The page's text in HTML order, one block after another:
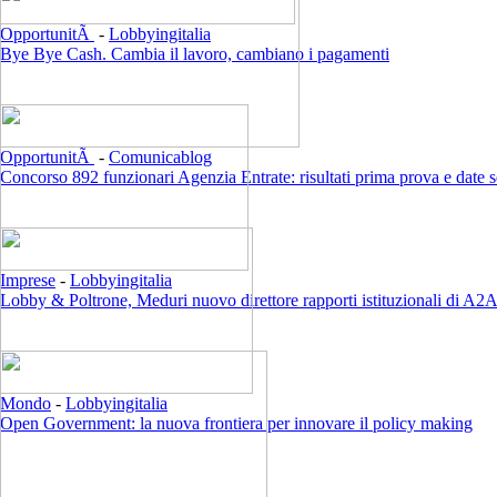
OpportunitÃ - Lobbyingitalia
Bye Bye Cash. Cambia il lavoro, cambiano i pagamenti
OpportunitÃ - Comunicablog
Concorso 892 funzionari Agenzia Entrate: risultati prima prova e date
Imprese - Lobbyingitalia
Lobby & Poltrone, Meduri nuovo direttore rapporti istituzionali di A2A
Mondo - Lobbyingitalia
Open Government: la nuova frontiera per innovare il policy making